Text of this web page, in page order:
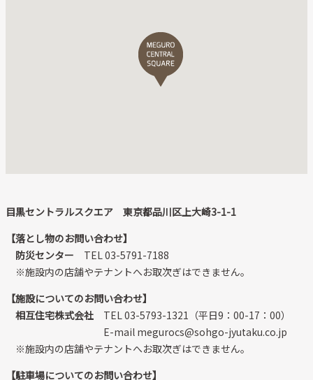
目黒セントラルスクエア 東京都品川区上大崎3-1-1
【落とし物のお問い合わせ】
防災センター
TEL 03-5791-7188
※施設内の店舗やテナントへお取次ぎはできません。
【施設についてのお問い合わせ】
相互住宅株式会社
TEL 03-5793-1321（平日9：00-17：00）
E-mail megurocs@sohgo-jyutaku.co.jp
※施設内の店舗やテナントへお取次ぎはできません。
【駐車場についてのお問い合わせ】